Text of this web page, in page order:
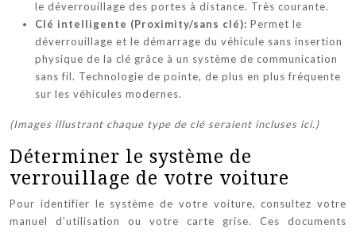
le déverrouillage des portes à distance. Très courante.
Clé intelligente (Proximity/sans clé): Permet le
déverrouillage et le démarrage du véhicule sans insertion
physique de la clé grâce à un système de communication
sans fil. Technologie de pointe, de plus en plus fréquente
sur les véhicules modernes.
(Images illustrant chaque type de clé seraient incluses ici.)
Déterminer le système de
verrouillage de votre voiture
Pour identifier le système de votre voiture, consultez votre
manuel d’utilisation ou votre carte grise. Ces documents